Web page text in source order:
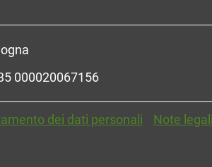
000020067156
dei dati personali Note legali